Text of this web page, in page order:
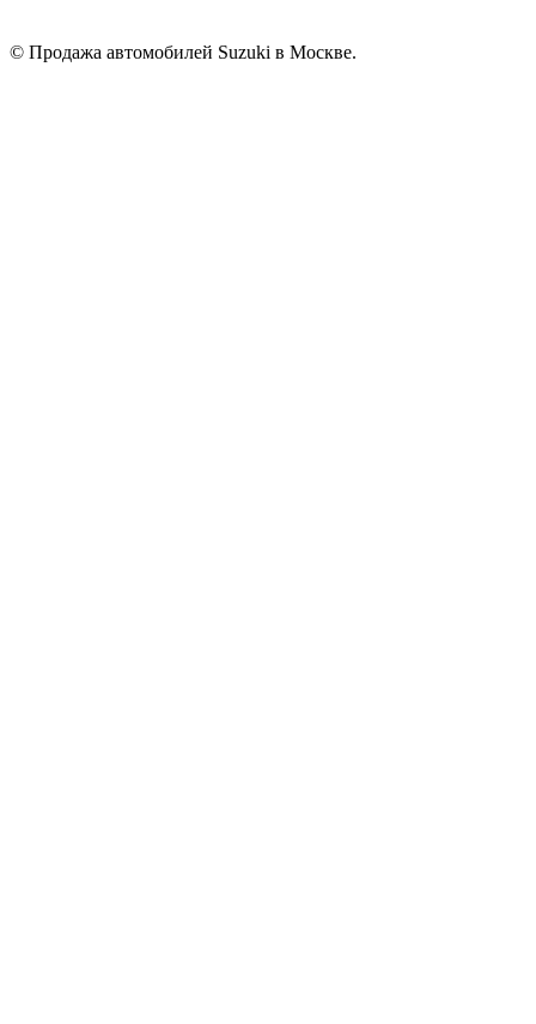
© Продажа автомобилей Suzuki в Москве.